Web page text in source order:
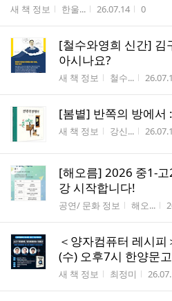
게시판명
새 책 정보 작성자
한울... 작성시간
26.07.14 조회수
0
[철수와영희 신간] 김
아시나요?
게시판명
새 책 정보 작성자
철수... 작성
[봄볕] 반쪽의 방에서
게시판명
새 책 정보 작성자
강신... 작성
[해오름] 2026 중1-
강 시작합니다!
게시판명
공연/ 문화 정보 작성자
해오...
＜양자컴퓨터 레시
(수) 오후7시 한양문
게시판명
새 책 정보 작성자
최정미 작성